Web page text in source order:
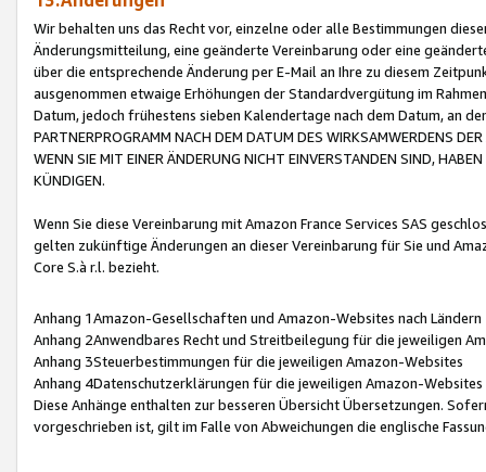
Wir behalten uns das Recht vor, einzelne oder alle Bestimmungen
Änderungsmitteilung, eine geänderte Vereinbarung oder eine
über die entsprechende Änderung per E-Mail an Ihre zu diesem
ausgenommen etwaige Erhöhungen der Standardvergütung im
Datum, jedoch frühestens sieben Kalendertage nach dem Datum, an
PARTNERPROGRAMM NACH DEM DATUM DES WIRKSAMWERDENS
WENN SIE MIT EINER ÄNDERUNG NICHT EINVERSTANDEN SIND,
KÜNDIGEN.
Wenn Sie diese Vereinbarung mit Amazon France Services SAS
gelten zukünftige Änderungen an dieser Vereinbarung für Sie und
Core S.à r.l. bezieht.
Anhang 1Amazon-Gesellschaften und Amazon-Websites nach Ländern
Anhang 2Anwendbares Recht und Streitbeilegung für die jeweiligen
Anhang 3Steuerbestimmungen für die jeweiligen Amazon-Websites
Anhang 4Datenschutzerklärungen für die jeweiligen Amazon-Websites
Diese Anhänge enthalten zur besseren Übersicht Übersetzungen.
vorgeschrieben ist, gilt im Falle von Abweichungen die englische